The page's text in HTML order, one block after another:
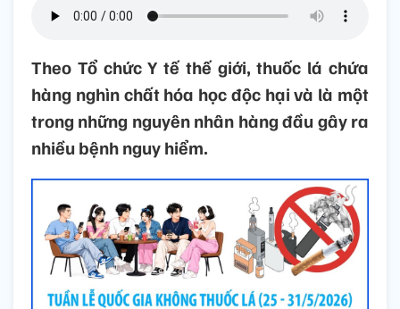
Theo Tổ chức Y tế thế giới, thuốc lá chứa
hàng nghìn chất hóa học độc hại và là một
trong những nguyên nhân hàng đầu gây ra
nhiều bệnh nguy hiểm.